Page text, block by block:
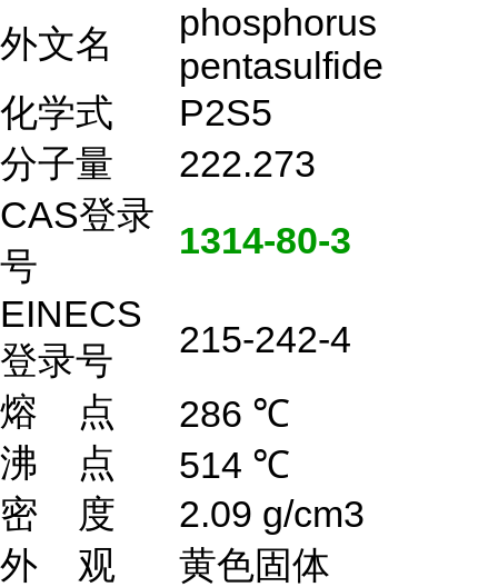
外文名
phosphorus
pentasulfide
化学式
P2S5
分子量
222.273
CAS登录
号
1314-80-3
EINECS
登录号
215-242-4
熔 点
286 ℃
沸 点
514 ℃
密 度
2.09 g/cm3
外 观
黄色固体